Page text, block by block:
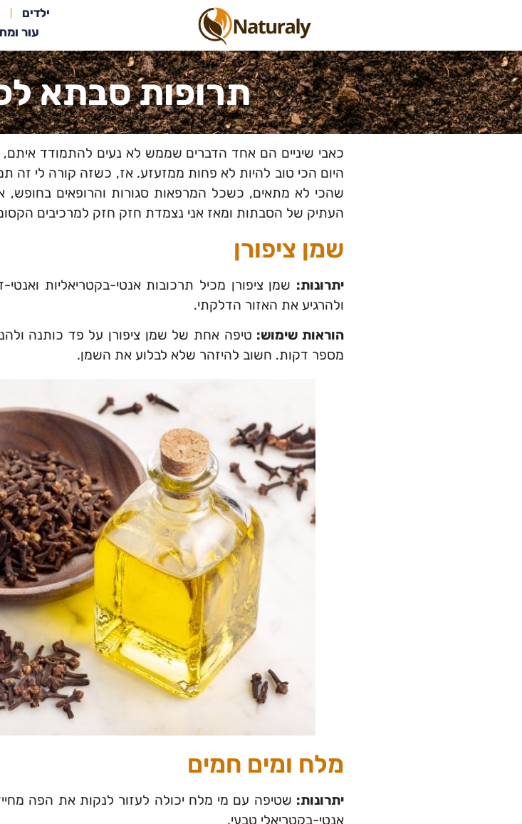
ילדים
עור
תרופות סבתא
כאבי שיניים הם אחד הדברים שממש לא נעים להתמודד איתם,
היום הכי טוב להיות לא פחות ממזעזע. אז, כשזה קורה לי זה
שהכי לא מתאים, כשכל המרפאות סגורות והרופאים בחופש,
העתיק של הסבתות ומאז אני נצמדת חזק חזק למרכיבים
שמן ציפורן
יתרונות: שמן ציפורן מכיל תרכובות אנטי-בקטריאליות
ולהרגיע את האזור הדלקתי.
הוראות שימוש: טיפה אחת של שמן ציפורן על פד כותנה
מספר דקות. חשוב להיזהר שלא לבלוע את השמן.
מלח ומים חמים
יתרונות: שטיפה עם מי מלח יכולה לעזור לנקות את הפה
אנטי-בקטריאלי טבעי.